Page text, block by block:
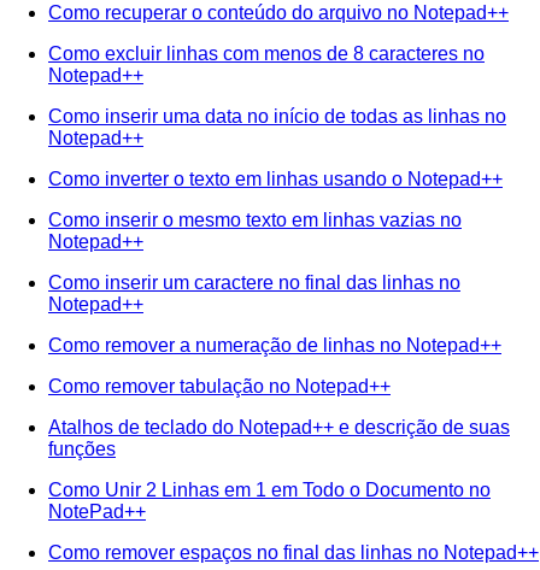
Como recuperar o conteúdo do arquivo no Notepad++
Como excluir linhas com menos de 8 caracteres no
Notepad++
Como inserir uma data no início de todas as linhas no
Notepad++
Como inverter o texto em linhas usando o Notepad++
Como inserir o mesmo texto em linhas vazias no
Notepad++
Como inserir um caractere no final das linhas no
Notepad++
Como remover a numeração de linhas no Notepad++
Como remover tabulação no Notepad++
Atalhos de teclado do Notepad++ e descrição de suas
funções
Como Unir 2 Linhas em 1 em Todo o Documento no
NotePad++
Como remover espaços no final das linhas no Notepad++